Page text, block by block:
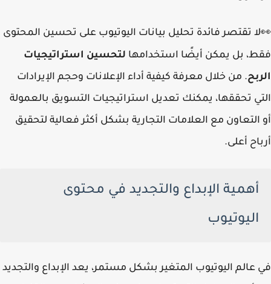
👀لا تقتصر فائدة تحليل بيانات اليوتيوب على تحسين المحتوى
فقط، بل يمكن أيضًا استخدامها لتحسين استراتيجيات
الربح. من خلال معرفة كيفية أداء الإعلانات وحجم الإيرادات
التي تحققها، يمكنك تعديل استراتيجيات التسويق بالعمولة
أو التعاون مع العلامات التجارية بشكل أكثر فعالية لتحقيق
أرباح أعلى.
أهمية الإبداع والتجديد في محتوى
اليوتيوب
في عالم اليوتيوب المتغير بشكل مستمر، يعد الإبداع والتجديد